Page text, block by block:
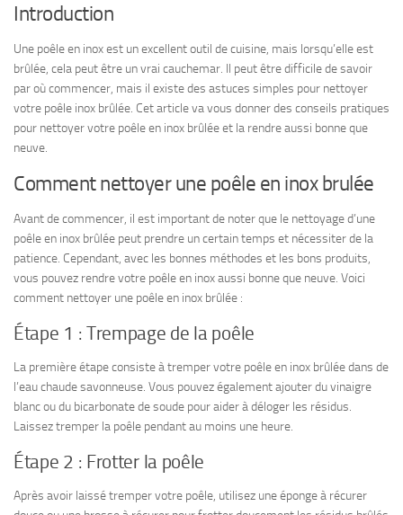
Introduction
Une poêle en inox est un excellent outil de cuisine, mais lorsqu’elle est
brûlée, cela peut être un vrai cauchemar. Il peut être difficile de savoir
par où commencer, mais il existe des astuces simples pour nettoyer
votre poêle inox brûlée. Cet article va vous donner des conseils pratiques
pour nettoyer votre poêle en inox brûlée et la rendre aussi bonne que
neuve.
Comment nettoyer une poêle en inox brulée
Avant de commencer, il est important de noter que le nettoyage d’une
poêle en inox brûlée peut prendre un certain temps et nécessiter de la
patience. Cependant, avec les bonnes méthodes et les bons produits,
vous pouvez rendre votre poêle en inox aussi bonne que neuve. Voici
comment nettoyer une poêle en inox brûlée :
Étape 1 : Trempage de la poêle
La première étape consiste à tremper votre poêle en inox brûlée dans de
l’eau chaude savonneuse. Vous pouvez également ajouter du vinaigre
blanc ou du bicarbonate de soude pour aider à déloger les résidus.
Laissez tremper la poêle pendant au moins une heure.
Étape 2 : Frotter la poêle
Après avoir laissé tremper votre poêle, utilisez une éponge à récurer